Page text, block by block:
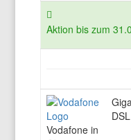
Aktion bis zum
Vodafone in